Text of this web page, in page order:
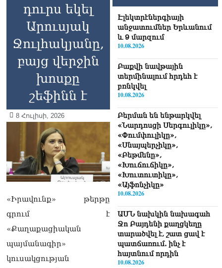
դուրս եկել
Արուսյակ
Ջուլհակյանը,
բայց վերջին
խոսքը
շեֆինն է
8 Հուլիսի, 2026
«Իրավունք» թերթը
գրում է
«Քաղաքացիական
պայմանագիր»
կուսակցության
Էլեկտրէներգիայի
անջատումներ Երևանում
և 9 մարզում
10.08.2026
Բաքվի նավթային
տերմինալում հրդեհ է
բռնկվել
10.08.2026
Բերման են ենթարկվել
«Նարդոսցի Սերգուլիկը»,
«Փումփուլիկը»,
«Սնայպերչիկը»,
«Բեթմենը»,
«Խուճուճիկը»,
«Խուտուտիկը»,
«Այֆոնչիկը»
10.08.2026
ԱՄՆ նախկին նախագահ
Ջո Բայդենի քաղցկեղը
տարածվել է, շատ ցավ է
պատճառում. ինչ է
հայտնում որդին
10.08.2026